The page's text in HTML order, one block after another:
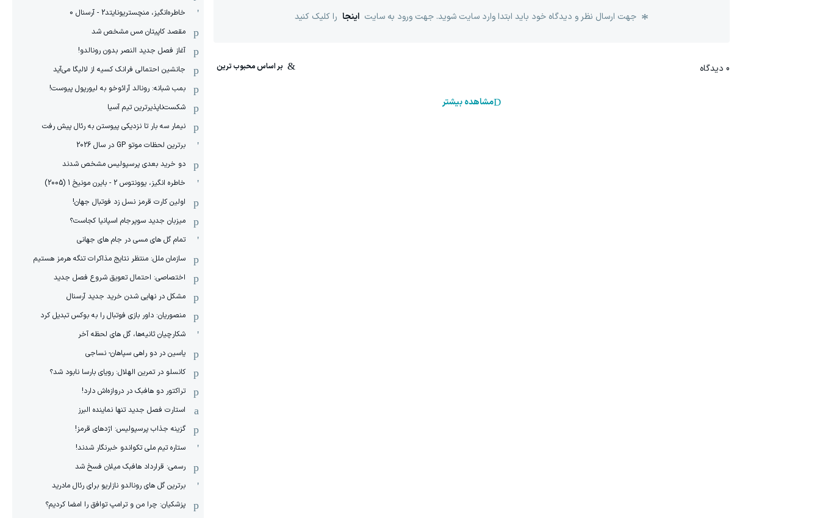
جهت ارسال نظر و دیدگاه خود باید ابتدا وارد سایت شوید. جهت ورود به سایت اینجا را کلیک کنید
0 دیدگاه
مشاهده بیشتر
خاطره‌انگیز، منچستریونایتد2 - آرسنال 0
مقصد کاپیتان مس مشخص شد
آغاز فصل جدید النصر بدون رونالدو!
جانشین احتمالی فرانک کسیه از لالیگا می‌آید
بمب شبانه: رونالد آرائوخو به لیورپول پیوست!
شکست‌ناپذیرترین تیم آسیا
نیمار سه بار تا نزدیکی پیوستن به رئال پیش رفت
برترین لحظات موتو GP در سال 2026
دو خرید بعدی پرسپولیس مشخص شدند
خاطره انگیز، یوونتوس 2 - بایرن مونیخ 1 (2005)
اولین کارت قرمز نسل زد فوتبال جهان!
میزبان جدید سوپرجام اسپانیا کجاست؟
تمام گل های مسی در جام های جهانی
سازمان ملل: منتظر نتایج مذاکرات تنگه هرمز هستیم
اختصاصی: احتمال تعویق شروع فصل جدید
مشکل در نهایی شدن خرید جدید آرسنال
منصوریان: داور بازی فوتبال را به بوکس تبدیل کرد
شکارچیان ثانیه‌ها، گل های لحظه آخر
یاسین در دو راهی سپاهان- نساجی
کانسلو در تمرین الهلال: رویای بارسا نابود شد؟
تراکتور دو هافبک در دروازه‌اش دارد!
استارت فصل جدید تنها نماینده البرز
گزینه جذاب پرسپولیس: اژدهای قرمز!
ستاره تیم ملی تکواندو خبرنگار شدند!
رسمی: قرارداد هافبک میلان فسخ شد
برترین گل های رونالدو نازاریو برای رئال مادرید
پزشکیان: چرا من و ترامپ توافق را امضا کردیم؟